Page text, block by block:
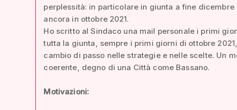
perplessità: in particolare in giunta a fine dicembre
ancora in ottobre 2021.
Ho scritto al Sindaco una mail personale i primi
tutta la giunta, sempre i primi giorni di ottobre
cambio di passo nelle strategie e nelle scelte. Un
coerente, degno di una Città come Bassano.
Motivazioni: